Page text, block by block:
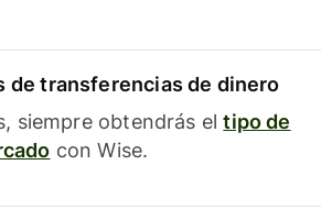
de transferencias de dinero
siempre obtendrás eltipo de
con Wise.